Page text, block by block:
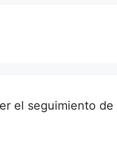
el seguimiento